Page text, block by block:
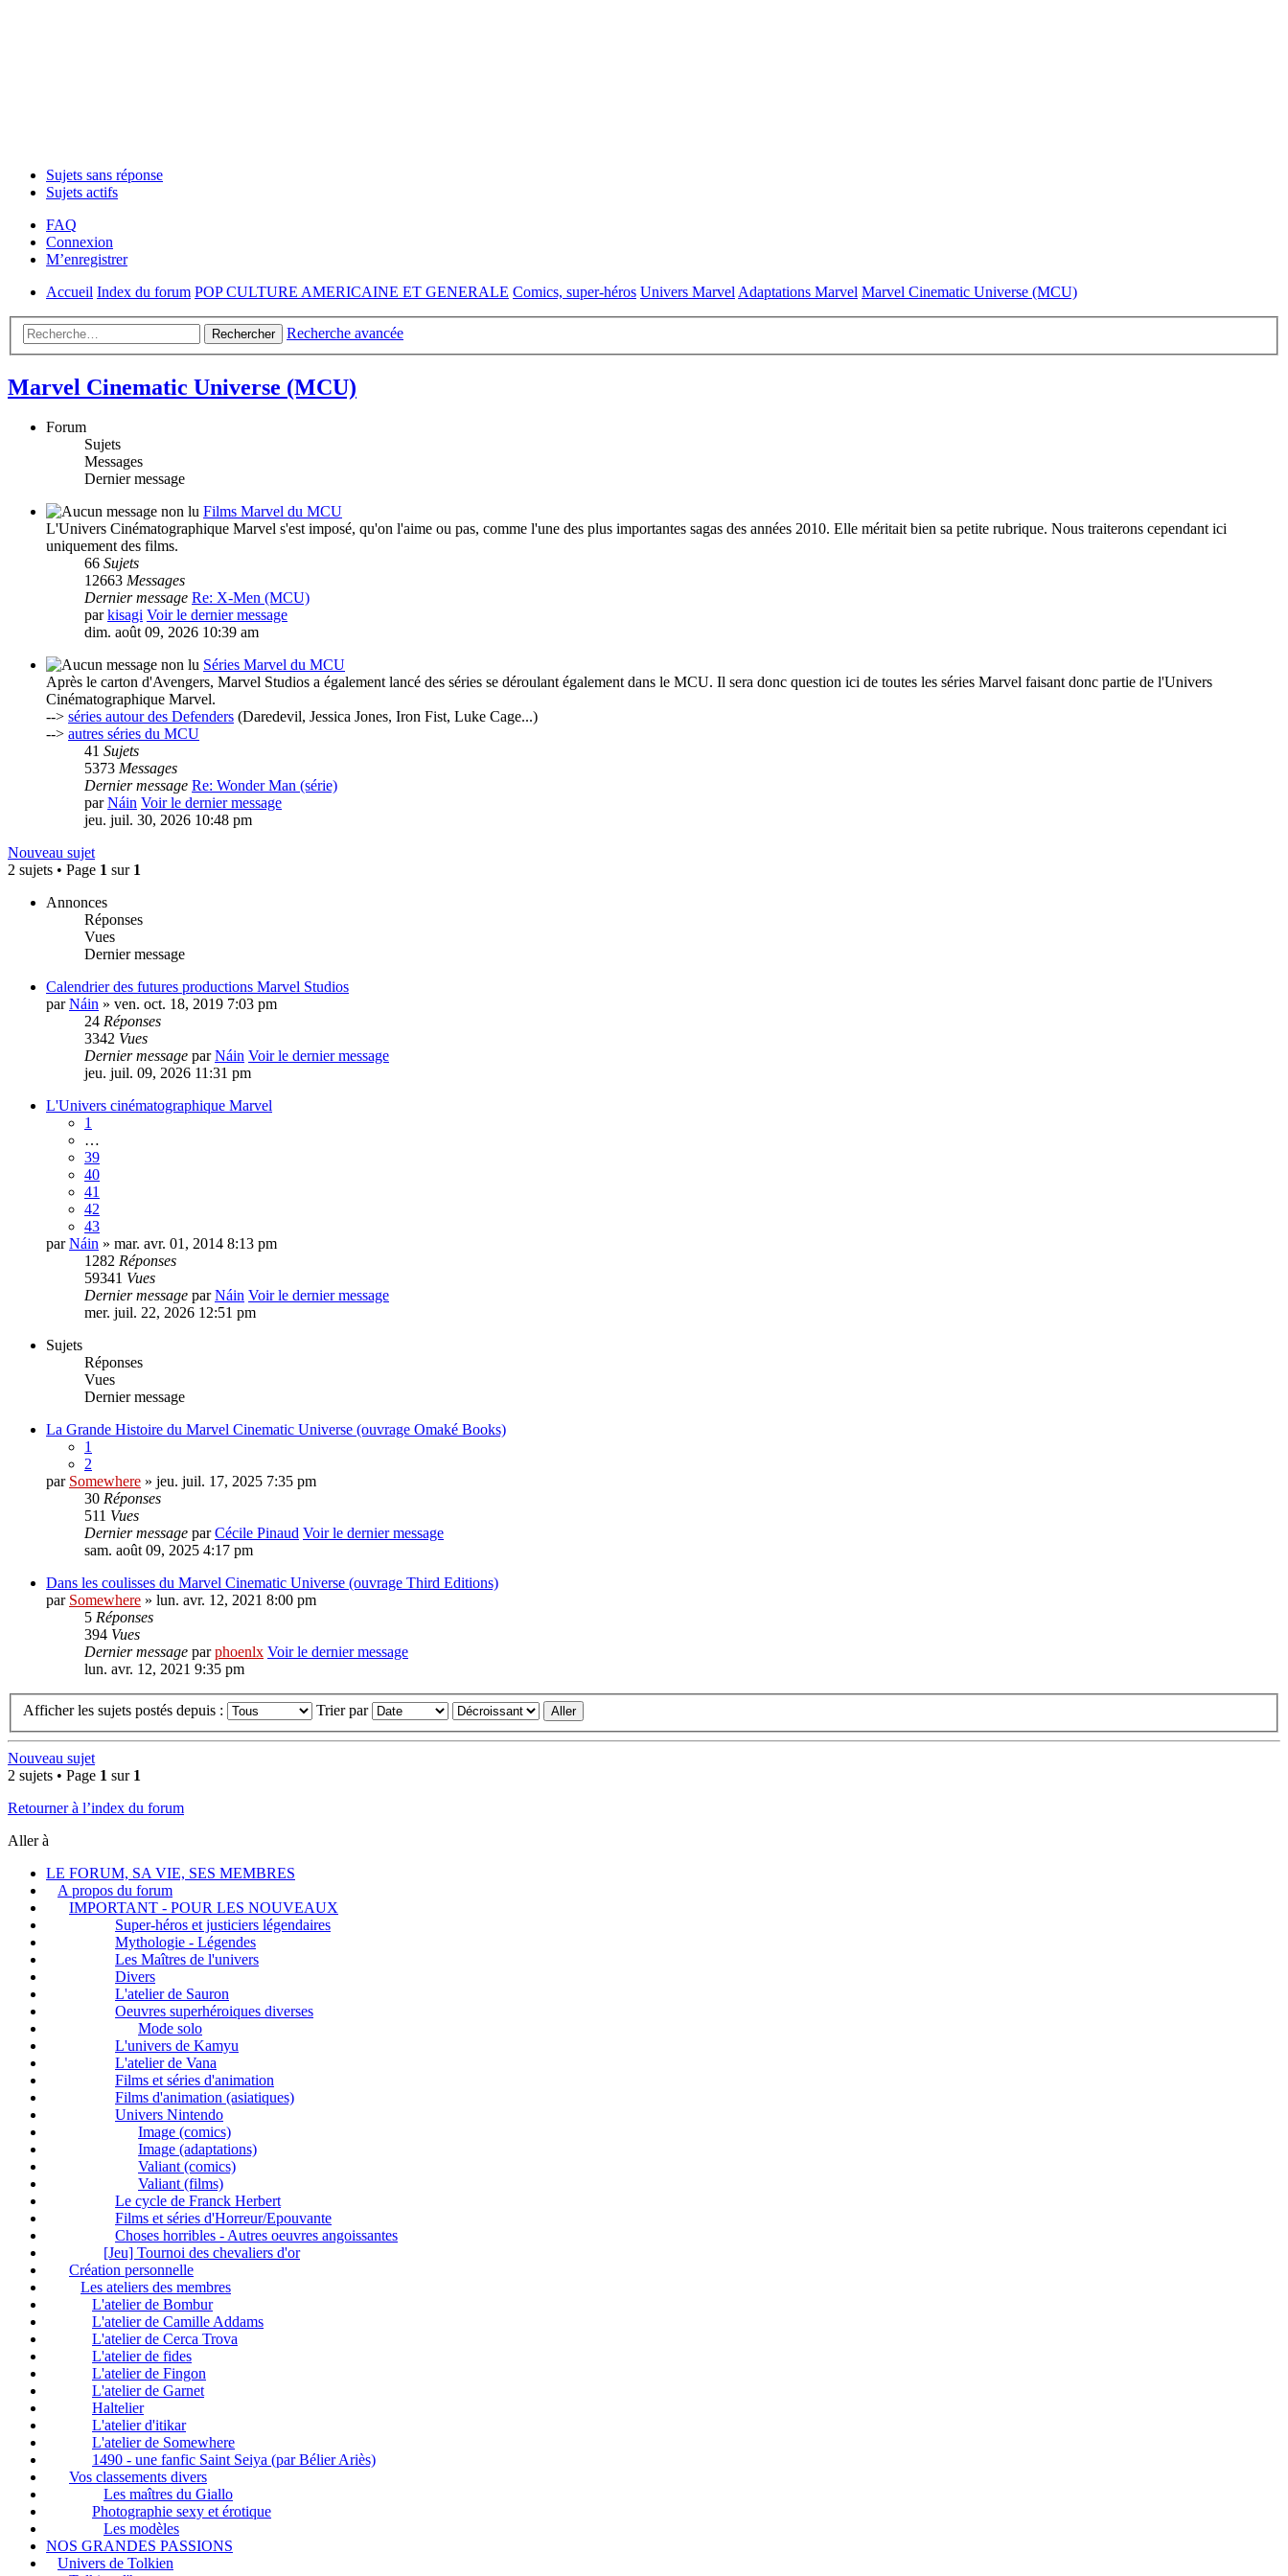
Sujets sans réponse
Sujets actifs
FAQ
Connexion
M’enregistrer
Accueil Index du forum POP CULTURE AMERICAINE ET GENERALE Comics, super-héros Univers Marvel Adaptations Marvel Marvel Cinematic Universe (MCU)
Rechercher Recherche avancée
Marvel Cinematic Universe (MCU)
Forum
Sujets
Messages
Dernier message
Films Marvel du MCU
L'Univers Cinématographique Marvel s'est imposé, qu'on l'aime ou pas, comme l'une des plus importantes sagas des années 2010. Elle méritait bien sa petite rubrique. Nous traiterons cependant ici
uniquement des films.
66 Sujets
12663 Messages
Dernier message Re: X-Men (MCU)
parkisagi Voir le dernier message
dim. août 09, 2026 10:39 am
Séries Marvel du MCU
Après le carton d'Avengers, Marvel Studios a également lancé des séries se déroulant également dans le MCU. Il sera donc question ici de toutes les séries Marvel faisant donc partie de l'Univers
Cinématographique Marvel.
--> séries autour des Defenders (Daredevil, Jessica Jones, Iron Fist, Luke Cage...)
--> autres séries du MCU
41 Sujets
5373 Messages
Dernier message Re: Wonder Man (série)
parNáin Voir le dernier message
jeu. juil. 30, 2026 10:48 pm
Nouveau sujet
2 sujets • Page 1 sur 1
Annonces
Réponses
Vues
Dernier message
Calendrier des futures productions Marvel Studios
parNáin » ven. oct. 18, 2019 7:03 pm
24 Réponses
3342 Vues
Dernier message parNáin Voir le dernier message
jeu. juil. 09, 2026 11:31 pm
L'Univers cinématographique Marvel
1
…
39
40
41
42
43
parNáin » mar. avr. 01, 2014 8:13 pm
1282 Réponses
59341 Vues
Dernier message parNáin Voir le dernier message
mer. juil. 22, 2026 12:51 pm
Sujets
Réponses
Vues
Dernier message
La Grande Histoire du Marvel Cinematic Universe (ouvrage Omaké Books)
1
2
par Somewhere » jeu. juil. 17, 2025 7:35 pm
30 Réponses
511 Vues
Dernier message parCécile Pinaud Voir le dernier message
sam. août 09, 2025 4:17 pm
Dans les coulisses du Marvel Cinematic Universe (ouvrage Third Editions)
par Somewhere » lun. avr. 12, 2021 8:00 pm
5 Réponses
394 Vues
Dernier message parphoenlx Voir le dernier message
lun. avr. 12, 2021 9:35 pm
Afficher les sujets postés depuis : Trier par
Nouveau sujet
2 sujets • Page 1 sur 1
Retourner à l’index du forum
Aller à
LE FORUM, SA VIE, SES MEMBRES
A propos du forum
IMPORTANT - POUR LES NOUVEAUX
Super-héros et justiciers légendaires
Mythologie - Légendes
Les Maîtres de l'univers
Divers
L'atelier de Sauron
Oeuvres superhéroiques diverses
Mode solo
L'univers de Kamyu
L'atelier de Vana
Films et séries d'animation
Films d'animation (asiatiques)
Univers Nintendo
Image (comics)
Image (adaptations)
Valiant (comics)
Valiant (films)
Le cycle de Franck Herbert
Films et séries d'Horreur/Epouvante
Choses horribles - Autres oeuvres angoissantes
[Jeu] Tournoi des chevaliers d'or
Création personnelle
Les ateliers des membres
L'atelier de Bombur
L'atelier de Camille Addams
L'atelier de Cerca Trova
L'atelier de fides
L'atelier de Fingon
L'atelier de Garnet
Haltelier
L'atelier d'itikar
L'atelier de Somewhere
1490 - une fanfic Saint Seiya (par Bélier Ariès)
Vos classements divers
Les maîtres du Giallo
Photographie sexy et érotique
Les modèles
NOS GRANDES PASSIONS
Univers de Tolkien